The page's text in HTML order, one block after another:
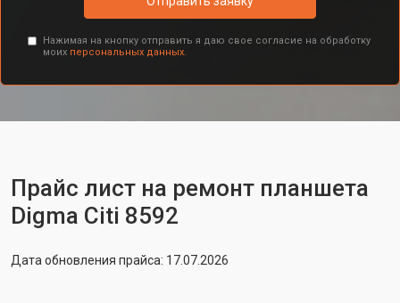
Нажимая на кнопку отправить я даю свое согласие на обработку
моих персональных данных.
Прайс лист на ремонт планшета
Digma Citi 8592
Дата обновления прайса: 17.07.2026